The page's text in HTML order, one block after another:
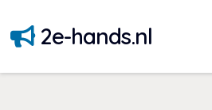
2e-hands.nl